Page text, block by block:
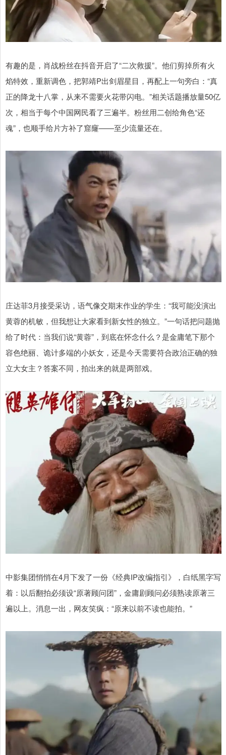
有趣的是，肖战粉丝在抖音开启了“二次救援”。他们剪掉所有火
焰特效，重新调色，把郭靖P出剑眉星目，再配上一句旁白：“真
正的降龙十八掌，从来不需要火花带闪电。”相关话题播放量50亿
次，相当于每个中国网民看了三遍半。粉丝用二创给角色“还
魂”，也顺手给片方补了窟窿——至少流量还在。
庄达菲3月接受采访，语气像交期末作业的学生：“我可能没演出
黄蓉的机敏，但我想让大家看到新女性的独立。”一句话把问题抛
给了时代：当我们说“黄蓉”，到底在怀念什么？是金庸笔下那个
容色绝丽、诡计多端的小妖女，还是今天需要符合政治正确的独
立大女主？答案不同，拍出来的就是两部戏。
中影集团悄悄在4月下发了一份《经典IP改编指引》，白纸黑字写
着：以后翻拍必须设“原著顾问团”，金庸剧顾问必须熟读原著三
遍以上。消息一出，网友笑疯：“原来以前不读也能拍。”